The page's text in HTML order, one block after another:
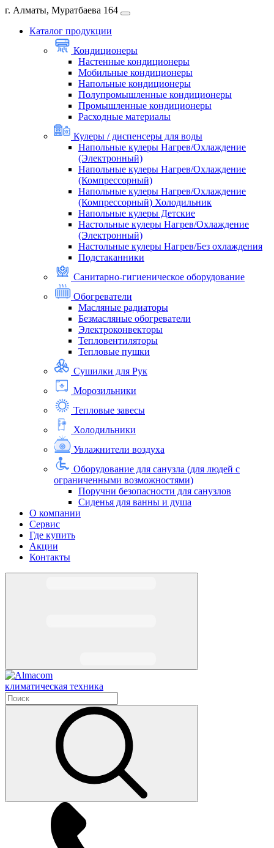
г. Алматы, Муратбаева 164
Каталог продукции
Кондиционеры
Настенные кондиционеры
Мобильные кондиционеры
Напольные кондиционеры
Полупромышленные кондиционеры
Промышленные кондиционеры
Расходные материалы
Кулеры / диспенсеры для воды
Напольные кулеры Нагрев/Охлаждение
(Электронный)
Напольные кулеры Нагрев/Охлаждение
(Компрессорный)
Напольные кулеры Нагрев/Охлаждение
(Компрессорный) Холодильник
Напольные кулеры Детские
Настольные кулеры Нагрев/Охлаждение
(Электронный)
Настольные кулеры Нагрев/Без охлаждения
Подстаканники
Санитарно-гигиеническое оборудование
Обогреватели
Масляные радиаторы
Безмасляные обогреватели
Электроконвекторы
Тепловентиляторы
Тепловые пушки
Сушилки для Рук
Морозильники
Тепловые завесы
Холодильники
Увлажнители воздуха
Оборудование для санузла (для людей с
ограниченными возможностями)
Поручни безопасности для санузлов
Сиденья для ванны и душа
О компании
Сервис
Где купить
Акции
Контакты
климатическая техника